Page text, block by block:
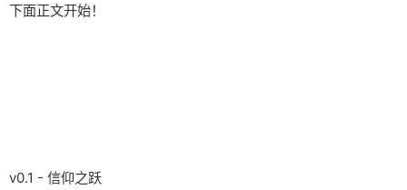
下面正文开始！
v0.1 - 信仰之跃